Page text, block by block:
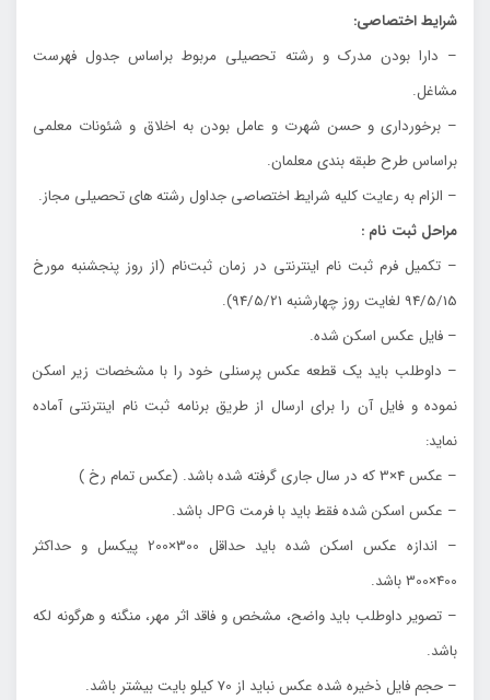
شرايط اختصاصي:
– دارا بودن مدرك و رشته تحصيلي مربوط براساس جدول فهرست
مشاغل.
– برخورداري و حسن شهرت و عامل بودن به اخلاق و شئونات معلمي
براساس طرح طبقه بندي معلمان.
– الزام به رعايت كليه شرايط اختصاصي جداول رشته هاي تحصيلي مجاز.
مراحل ثبت نام :
– تكميل فرم ثبت نام اينترنتي در زمان ثبت‌نام (از روز پنجشنبه مورخ
94/5/15 لغايت روز چهارشنبه 94/5/21).
– فايل عكس اسكن شده.
– داوطلب بايد يك قطعه عكس پرسنلي خود را با مشخصات زير اسكن
نموده و فايل آن را براي ارسال از طريق برنامه ثبت نام اينترنتي آماده
نمايد:
– عكس 4×3 كه در سال جاري گرفته شده باشد. (عكس تمام رخ )
– عكس اسكن شده فقط بايد با فرمت JPG باشد.
– اندازه عكس اسكن شده بايد حداقل 300×200 پيكسل و حداكثر
400×300 باشد.
– تصوير داوطلب بايد واضح، مشخص و فاقد اثر مهر، منگنه و هرگونه لكه
باشد.
– حجم فايل ذخيره شده عكس نبايد از 70 كيلو بايت بيشتر باشد.